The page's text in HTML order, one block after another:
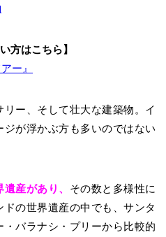
方はこちら】
ー』
ー、そして壮大な建築物。イ
が浮かぶ方も多いのではない
産があり、 その数と多様性に
の世界遺産の中でも、サンタ
バラナシ・プリーから比較的